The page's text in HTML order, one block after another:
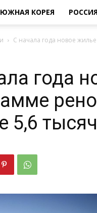
ЮЖНАЯ КОРЕЯ РОССИЯ
С начала года новое
года
5,6